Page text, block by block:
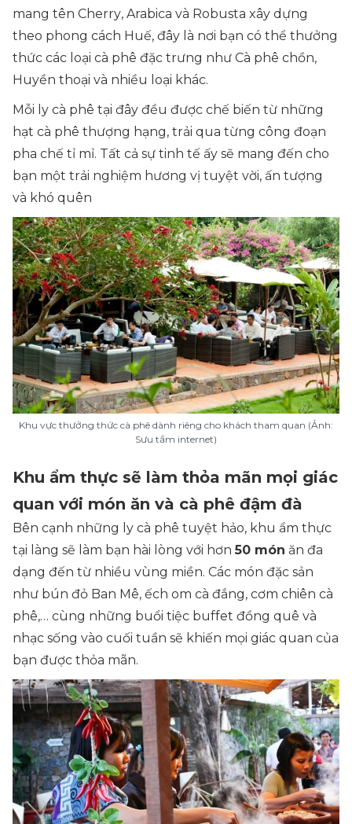
mang tên Cherry, Arabica và Robusta xây dựng
theo phong cách Huế, đây là nơi bạn có thể thưởng
thức các loại cà phê đặc trưng như Cà phê chồn,
Huyền thoại và nhiều loại khác.
Mỗi ly cà phê tại đây đều được chế biến từ những
hạt cà phê thượng hạng, trải qua từng công đoạn
pha chế tỉ mỉ. Tất cả sự tinh tế ấy sẽ mang đến cho
bạn một trải nghiệm hương vị tuyệt vời, ấn tượng
và khó quên
Khu vực thưởng thức cà phê dành riêng cho khách tham quan (Ảnh:
Sưu tầm internet)
Khu ẩm thực sẽ làm thỏa mãn mọi giác
quan với món ăn và cà phê đậm đà
Bên cạnh những ly cà phê tuyệt hảo, khu ẩm thực
tại làng sẽ làm bạn hài lòng với hơn50 món ăn đa
dạng đến từ nhiều vùng miền. Các món đặc sản
như bún đỏ Ban Mê, ếch om cà đắng, cơm chiên cà
phê,… cùng những buổi tiệc buffet đồng quê và
nhạc sống vào cuối tuần sẽ khiến mọi giác quan của
bạn được thỏa mãn.